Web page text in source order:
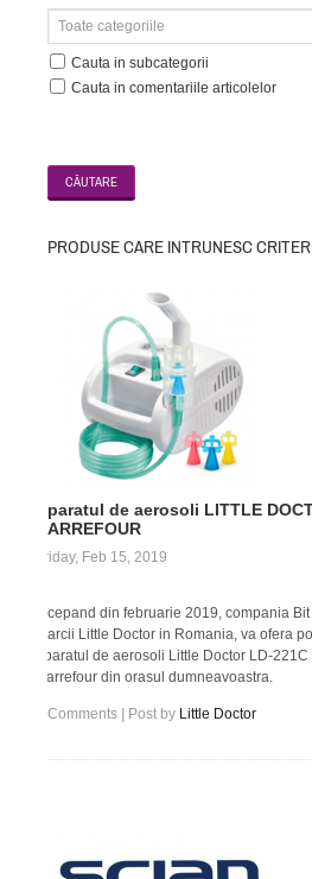
Cauta in subcategorii
Cauta in comentariile articolelor
PRODUSE CARE INTRUNESC
Aparatul de aerosoli LITTLE
CARREFOUR
Friday, Feb 15, 2019
Incepand din februarie 2019, compania
marcii Little Doctor in Romania, va ofera
aparatul de aerosoli Little Doctor LD-
Carrefour din orasul dumneavoastra.
Comments Post by Little Doctor